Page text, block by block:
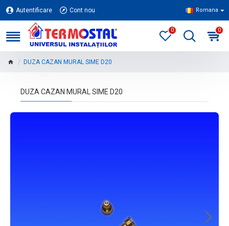
Autentificare Cont nou Romana
0 0
DUZA CAZAN MURAL SIME D20
DUZA CAZAN MURAL SIME D20